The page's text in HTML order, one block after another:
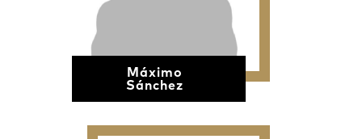
Máximo
Sánchez